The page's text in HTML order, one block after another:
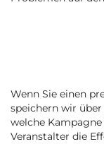
Wenn Sie einen
speichern wir
welche
Veranstalter die